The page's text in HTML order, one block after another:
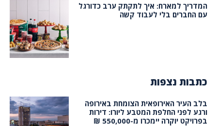
המדריך למארח: איך לתקתק ערב כדורגל
עם החברים בלי לעבוד קשה
כתבות נצפות
בלב העיר האירופאית הצומחת באירופה
ורגע לפני החלפת המטבע ליורו: דירות
בפרויקט יוקרה יימכרו מ-550,000 ₪